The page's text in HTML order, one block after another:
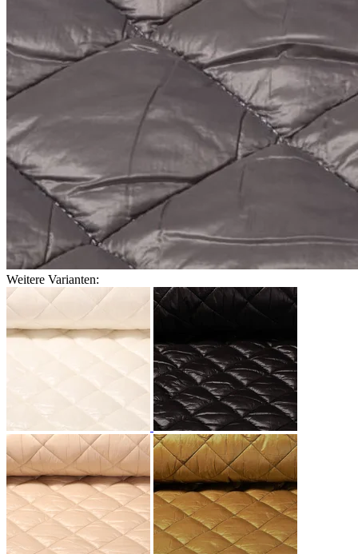
Weitere Varianten: